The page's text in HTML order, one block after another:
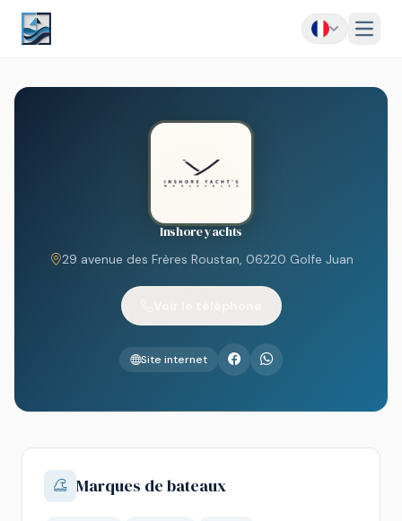
Menu
Inshore yachts
29 avenue des Frères Roustan, 06220 Golfe Juan
Site internet
Marques de bateaux